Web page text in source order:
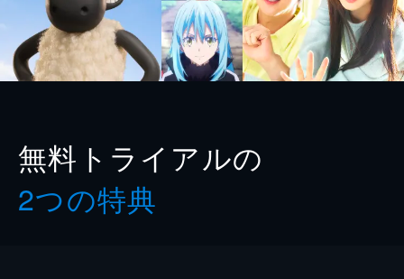
無料トライアルの
2つの特典